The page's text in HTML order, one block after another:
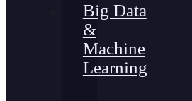
Big Data
&
Machine
Learning